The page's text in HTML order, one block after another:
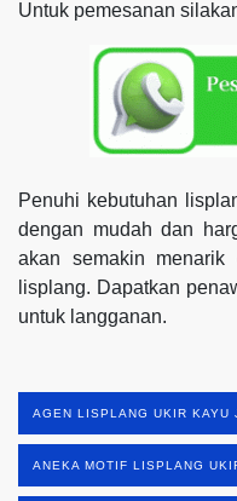
Untuk pemesanan
Penuhi kebutuhan
dengan mudah dan
akan semakin
lisplang. Dapatkan
untuk langganan.
AGEN LISPLANG UKIR KAYU
ANEKA MOTIF LISPLANG